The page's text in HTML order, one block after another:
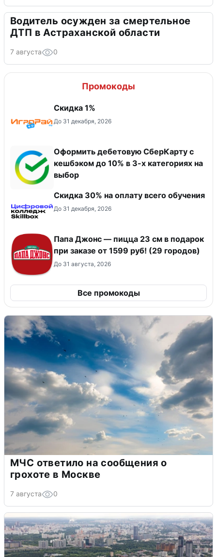
Водитель осужден за смертельное
ДТП в Астраханской области
7 августа 0
Промокоды
Скидка 1%
До 31 декабря, 2026
Оформить дебетовую СберКарту с
кешбэком до 10% в 3-х категориях на
выбор
Скидка 30% на оплату всего обучения
До 31 декабря, 2026
Папа Джонс — пицца 23 см в подарок
при заказе от 1599 руб! (29 городов)
До 31 августа, 2026
Все промокоды
МЧС ответило на сообщения о
грохоте в Москве
7 августа 0